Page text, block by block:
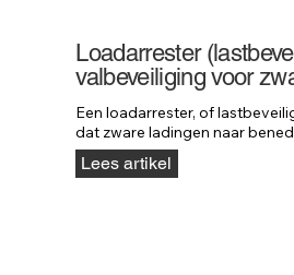
Loadarrester
valbeveiliging voor
Een loadarrester, of
dat zware ladingen naar
defect aan hijs- of
systeem werkt als
Lees artikel